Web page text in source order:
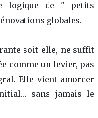
logique de " petits
globales.
soit-elle, ne suffit
comme un levier, pas
Elle vient amorcer
sans jamais le